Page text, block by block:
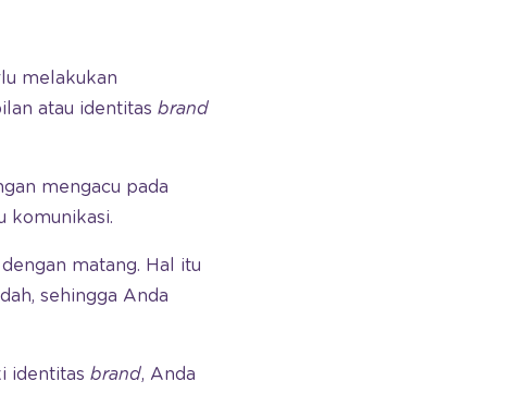
melakukan
atau identitas brand
mengacu pada
komunikasi.
matang. Hal itu
sehingga Anda
identitas brand, Anda